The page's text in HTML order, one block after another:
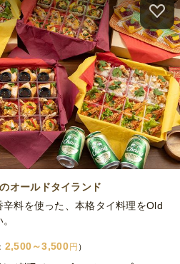
全てのプランを見る（3件）
営業日換算
オールドタイランド
料を使った、本格タイ料理をOld
2,500～3,500円